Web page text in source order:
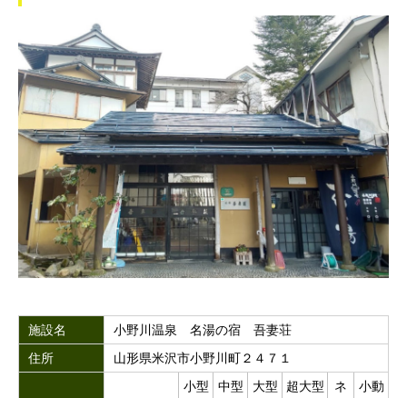
施設名
小野川温泉 名湯の宿 吾妻荘
住所
山形県米沢市小野川町２４７１
小型
中型 大型 超大型 ネ 小動